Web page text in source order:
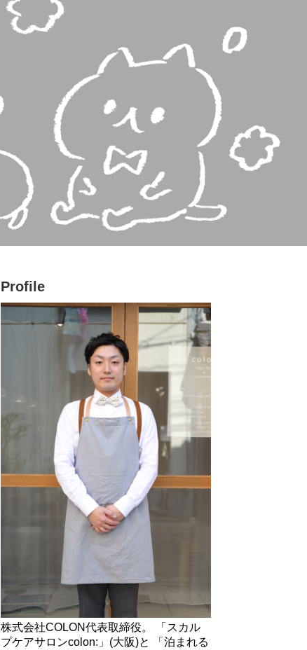
Profile
株式会社COLON代表取締役。 「スカル
プケアサロンcolon:」(大阪)と 「泊まれる